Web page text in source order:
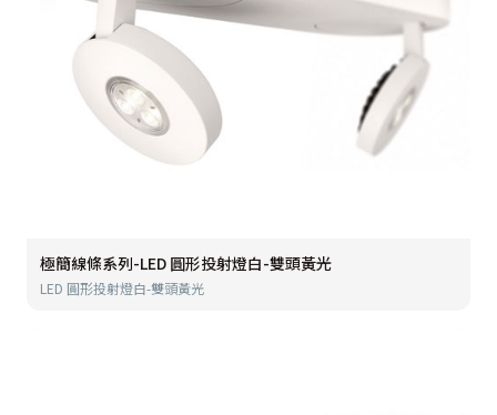
極簡線條系列-LED 圓形投射燈白-雙頭黃光
LED 圓形投射燈白-雙頭黃光